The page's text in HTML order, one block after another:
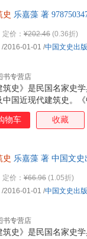
史 乐嘉藻 著
筑史》是民国名家史
中国近现代建筑史。
亭、轩、塔、桥、坊
、明堂、苑囿园林等
定价： ¥202.46 (0.36折)
书专营店
/2016-01-01 /中国文史出
物车 收藏
史 乐嘉藻 著 中国文
筑史》是民国名家史
定价： ¥66.96 (1.05折)
书专营店
/2016-01-01 /中国文史出